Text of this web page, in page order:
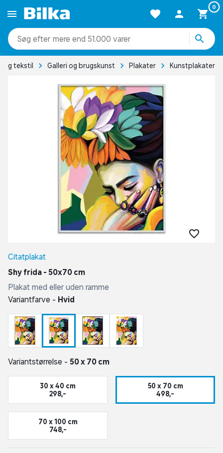
0
mere end 51.000 varer
og tekstil Galleri og brugskunst Plakater Kunstplakater
Citatplakat
Shy frida - 50x70 cm
Plakat med eller uden ramme
Variantfarve - Hvid
Variantstørrelse - 50 x 70 cm
30 x 40 cm
298,-
50 x 70 cm
498,-
70 x 100 cm
748,-